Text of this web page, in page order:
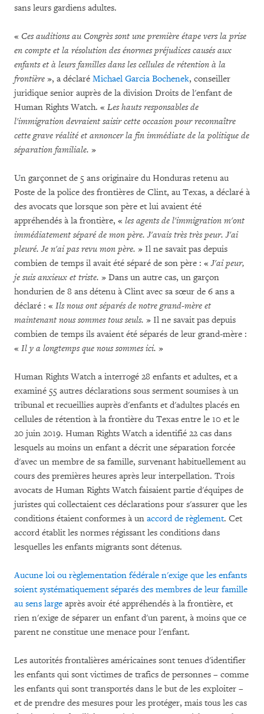
sans leurs gardiens adultes.
« Ces auditions au Congrès sont une première étape vers la prise
en compte et la résolution des énormes préjudices causés aux
enfants et à leurs familles dans les cellules de rétention à la
frontière », a déclaré Michael Garcia Bochenek, conseiller
juridique senior auprès de la division Droits de l'enfant de
Human Rights Watch. « Les hauts responsables de
l'immigration devraient saisir cette occasion pour reconnaître
cette grave réalité et annoncer la fin immédiate de la politique de
séparation familiale. »
Un garçonnet de 5 ans originaire du Honduras retenu au
Poste de la police des frontières de Clint, au Texas, a déclaré à
des avocats que lorsque son père et lui avaient été
appréhendés à la frontière, « les agents de l'immigration m'ont
immédiatement séparé de mon père. J'avais très très peur. J'ai
pleuré. Je n'ai pas revu mon père. » Il ne savait pas depuis
combien de temps il avait été séparé de son père : « J'ai peur,
je suis anxieux et triste. » Dans un autre cas, un garçon
hondurien de 8 ans détenu à Clint avec sa sœur de 6 ans a
déclaré : « Ils nous ont séparés de notre grand-mère et
maintenant nous sommes tous seuls. » Il ne savait pas depuis
combien de temps ils avaient été séparés de leur grand-mère :
« Il y a longtemps que nous sommes ici. »
Human Rights Watch a interrogé 28 enfants et adultes, et a
examiné 55 autres déclarations sous serment soumises à un
tribunal et recueillies auprès d'enfants et d'adultes placés en
cellules de rétention à la frontière du Texas entre le 10 et le
20 juin 2019. Human Rights Watch a identifié 22 cas dans
lesquels au moins un enfant a décrit une séparation forcée
d'avec un membre de sa famille, survenant habituellement au
cours des premières heures après leur interpellation. Trois
avocats de Human Rights Watch faisaient partie d'équipes de
juristes qui collectaient ces déclarations pour s'assurer que les
conditions étaient conformes à un accord de règlement. Cet
accord établit les normes régissant les conditions dans
lesquelles les enfants migrants sont détenus.
Aucune loi ou règlementation fédérale n'exige que les enfants
soient systématiquement séparés des membres de leur famille
au sens large après avoir été appréhendés à la frontière, et
rien n'exige de séparer un enfant d'un parent, à moins que ce
parent ne constitue une menace pour l'enfant.
Les autorités frontalières américaines sont tenues d'identifier
les enfants qui sont victimes de trafics de personnes – comme
les enfants qui sont transportés dans le but de les exploiter –
et de prendre des mesures pour les protéger, mais tous les cas